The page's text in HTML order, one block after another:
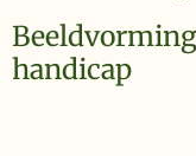
handicap